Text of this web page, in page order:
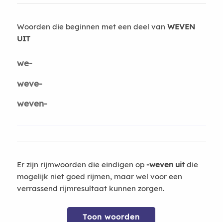
Woorden die beginnen met een deel van WEVEN
UIT
we-
weve-
weven-
Er zijn rijmwoorden die eindigen op -weven uitdie
mogelijk niet goed rijmen, maar wel voor een
verrassend rijmresultaat kunnen zorgen.
Toon woorden